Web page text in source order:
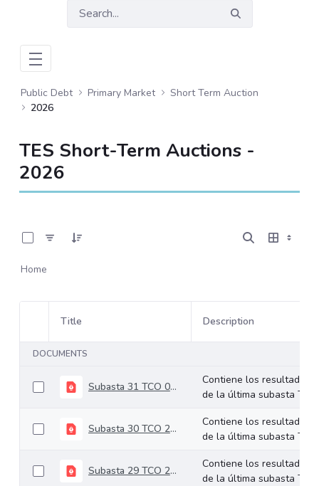
Public Debt Primary Market
Short Term Auction
2026
TES Short-Term Auctions -
2026
Home
Item Selection
Title Description
DOCUMENTS
Subasta 31 TCO 04-08-2026
Contiene los resultados
de la última subasta TCO.
Subasta 30 TCO 28-07-2026
Contiene los resultados
de la última subasta TCO.
Subasta 29 TCO 21-07-2026
Contiene los resultados
de la última subasta TCO.